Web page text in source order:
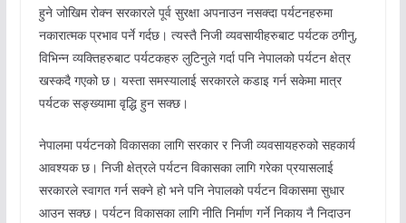
हुने जोखिम रोक्न सरकारले पूर्व सुरक्षा अपनाउन नसक्दा पर्यटनहरुमा
नकारात्मक प्रभाव पर्ने गर्दछ। त्यस्तै निजी व्यवसायीहरुबाट पर्यटक ठगीनु,
विभिन्न व्यक्तिहरुबाट पर्यटकहरु लुटिनुले गर्दा पनि नेपालको पर्यटन क्षेत्र
खस्कदै गएको छ। यस्ता समस्यालाई सरकारले कडाइ गर्न सकेमा मात्र
पर्यटक सङ्ख्यामा वृद्धि हुन सक्छ।
नेपालमा पर्यटनको विकासका लागि सरकार र निजी व्यवसायहरुको सहकार्य
आवश्यक छ। निजी क्षेत्रले पर्यटन विकासका लागि गरेका प्रयासलाई
सरकारले स्वागत गर्न सक्ने हो भने पनि नेपालको पर्यटन विकासमा सुधार
आउन सक्छ। पर्यटन विकासका लागि नीति निर्माण गर्ने निकाय नै निदाउन